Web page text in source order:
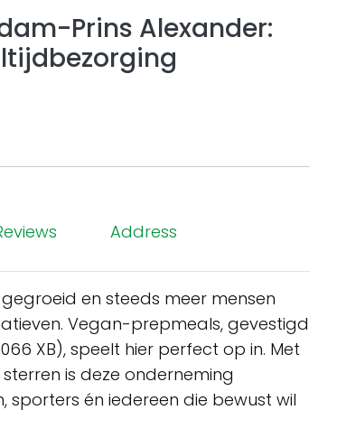
Prins Alexander:
Address
en steeds meer mensen
Vegan-prepmeals, gevestigd
XB), speelt hier perfect op in. Met
is deze onderneming
én iedereen die bewust wil